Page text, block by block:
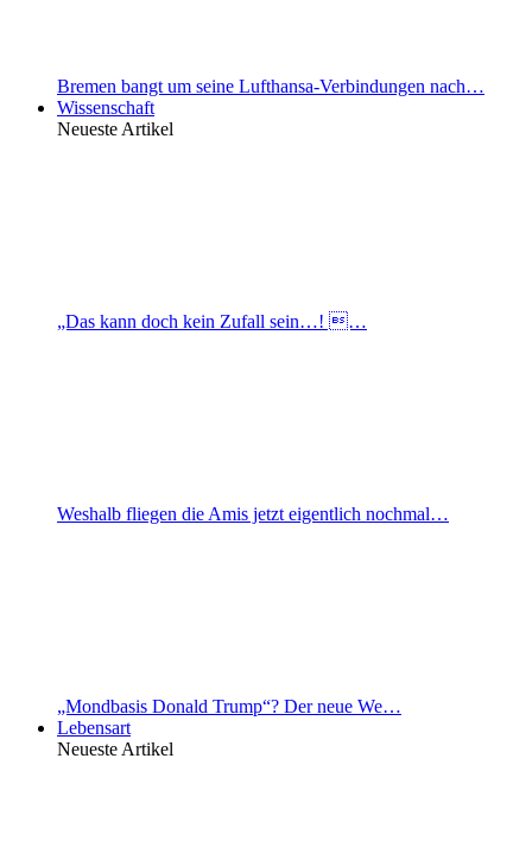
Bremen bangt um seine Lufthansa-Verbindungen nach…
Wissenschaft
Neueste Artikel
„Das kann doch kein Zufall sein…! …
Weshalb fliegen die Amis jetzt eigentlich nochmal…
„Mondbasis Donald Trump“? Der neue We…
Lebensart
Neueste Artikel